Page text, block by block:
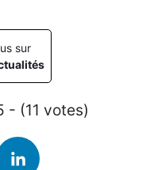
sur
- (11 votes)